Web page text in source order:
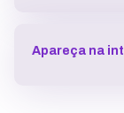
Apareça na